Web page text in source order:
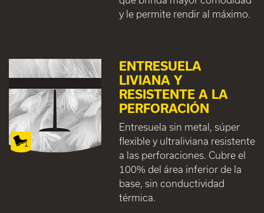
y le permite rendir al máximo.
ENTRESUELA
LIVIANA Y
RESISTENTE A LA
PERFORACIÓN
Entresuela sin metal, súper
flexible y ultraliviana resistente
a las perforaciones. Cubre el
100% del área inferior de la
base, sin conductividad
térmica.